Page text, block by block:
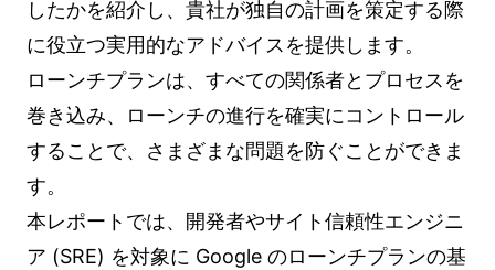
したかを紹介し、貴社が独自の計画を策定する際
に役立つ実用的なアドバイスを提供します。
ローンチプランは、すべての関係者とプロセスを
巻き込み、ローンチの進行を確実にコントロール
することで、さまざまな問題を防ぐことができま
す。
本レポートでは、開発者やサイト信頼性エンジニ
ア (SRE) を対象に Google のローンチプランの基